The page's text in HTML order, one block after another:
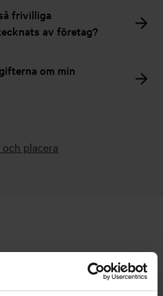
frivilliga
av företag?
om min
placera